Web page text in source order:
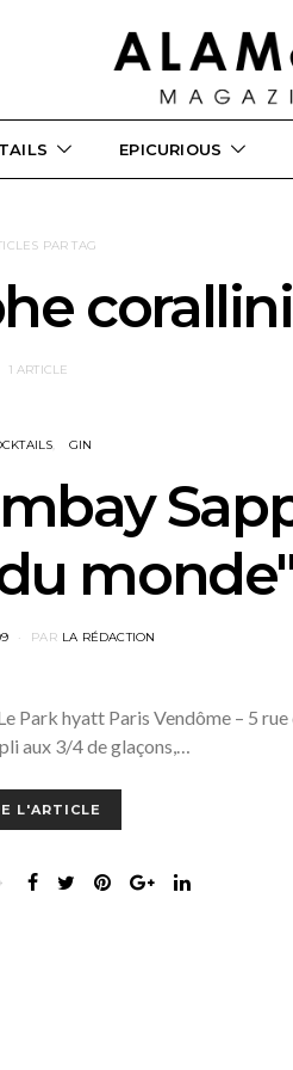
EPICURIOUS
PAR TAG
corallini
1 ARTICLE
GIN
PAR LA RÉDACTION
Park hyatt Paris Vendôme – 5 rue
aux 3/4 de glaçons,…
L'ARTICLE